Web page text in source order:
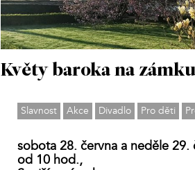
Květy baroka na
Slavnost Akce Divadlo Pro děti
sobota 28. června a neděle 29.
od 10 hod.,